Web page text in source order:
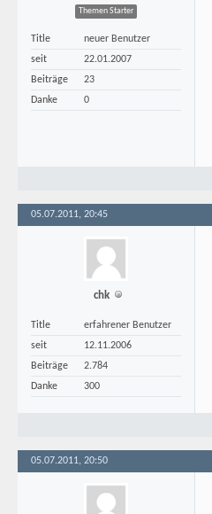
Themen Starter
Title
neuer Benutzer
seit
22.01.2007
Beiträge
23
Danke
0
05.07.2011, 20:45
chk
Title
erfahrener Benutzer
seit
12.11.2006
Beiträge
2.784
Danke
300
05.07.2011, 20:50